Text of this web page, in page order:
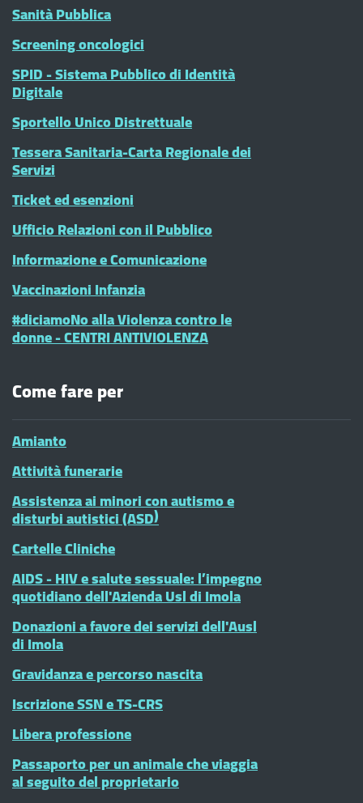
Sanità Pubblica
Screening oncologici
SPID - Sistema Pubblico di Identità
Digitale
Sportello Unico Distrettuale
Tessera Sanitaria-Carta Regionale dei
Servizi
Ticket ed esenzioni
Ufficio Relazioni con il Pubblico
Informazione e Comunicazione
Vaccinazioni Infanzia
#diciamoNo alla Violenza contro le
donne - CENTRI ANTIVIOLENZA
Come fare per
Amianto
Attività funerarie
Assistenza ai minori con autismo e
disturbi autistici (ASD)
Cartelle Cliniche
AIDS - HIV e salute sessuale: l’impegno
quotidiano dell'Azienda Usl di Imola
Donazioni a favore dei servizi dell'Ausl
di Imola
Gravidanza e percorso nascita
Iscrizione SSN e TS-CRS
Libera professione
Passaporto per un animale che viaggia
al seguito del proprietario